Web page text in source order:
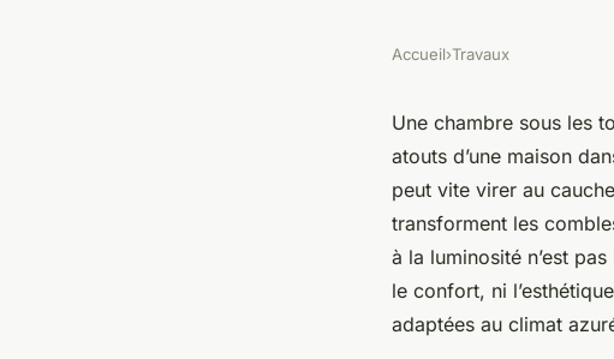
Top astuces pour
des fenêtres de toit en
11 min de lecture
Accueil›Travaux
Une chambre sous les
atouts d’une maison
peut vite virer au
transforment les
à la luminosité n’est
le confort, ni
adaptées au climat